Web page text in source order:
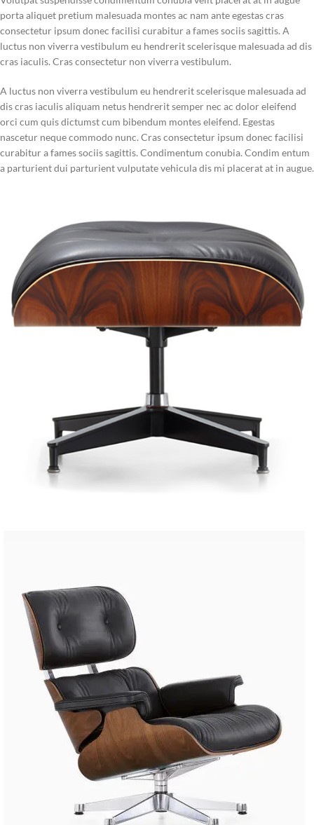
porta aliquet pretium malesuada montes ac nam ante egestas cras
consectetur ipsum donec facilisi curabitur a fames sociis sagittis. A
luctus non viverra vestibulum eu hendrerit scelerisque malesuada ad dis
cras iaculis. Cras consectetur non viverra vestibulum.
A luctus non viverra vestibulum eu hendrerit scelerisque malesuada ad
dis cras iaculis aliquam netus hendrerit semper nec ac dolor eleifend
orci cum quis dictumst cum bibendum montes eleifend. Egestas
nascetur neque commodo nunc. Cras consectetur ipsum donec facilisi
curabitur a fames sociis sagittis. Condimentum conubia. Condim entum
a parturient dui parturient vulputate vehicula dis mi placerat at in augue.